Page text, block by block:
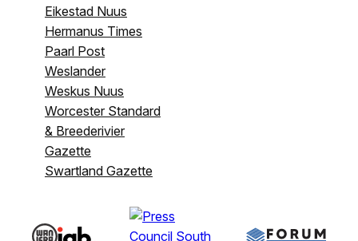
Eikestad Nuus
Hermanus Times
Paarl Post
Weslander
Weskus Nuus
Worcester Standard
& Breederivier
Gazette
Swartland Gazette